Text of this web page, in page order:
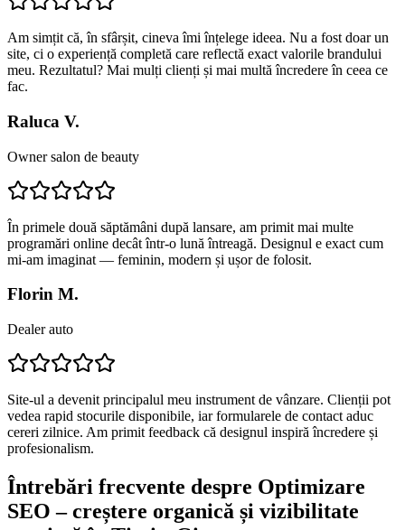
Am simțit că, în sfârșit, cineva îmi înțelege ideea. Nu a fost doar un
site, ci o experiență completă care reflectă exact valorile brandului
meu. Rezultatul? Mai mulți clienți și mai multă încredere în ceea ce
fac.
Raluca V.
Owner salon de beauty
În primele două săptămâni după lansare, am primit mai multe
programări online decât într-o lună întreagă. Designul e exact cum
mi-am imaginat — feminin, modern și ușor de folosit.
Florin M.
Dealer auto
Site-ul a devenit principalul meu instrument de vânzare. Clienții pot
vedea rapid stocurile disponibile, iar formularele de contact aduc
cereri zilnice. Am primit feedback că designul inspiră încredere și
profesionalism.
Întrebări frecvente despre Optimizare
SEO – creștere organică și vizibilitate